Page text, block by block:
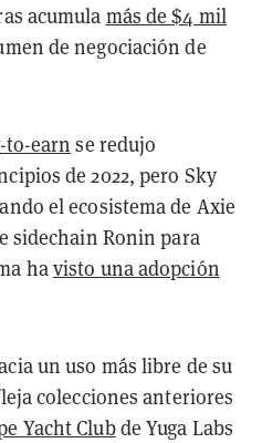
acumula más de $4 mil
de negociación de
to-earn se redujo
de 2022, pero Sky
el ecosistema de Axie
sidechain Ronin para
havisto una adopción
un uso más libre de su
colecciones anteriores
Yacht Clubde Yuga Labs